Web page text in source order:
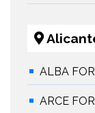
ALBA
ARCE